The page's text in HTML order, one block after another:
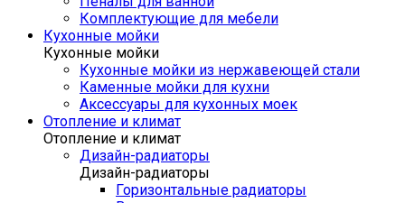
Комплектующие для мебели
Кухонные мойки
Кухонные мойки
Кухонные мойки из нержавеющей стали
Каменные мойки для кухни
Аксессуары для кухонных моек
Отопление и климат
Отопление и климат
Дизайн-радиаторы
Дизайн-радиаторы
Горизонтальные радиаторы